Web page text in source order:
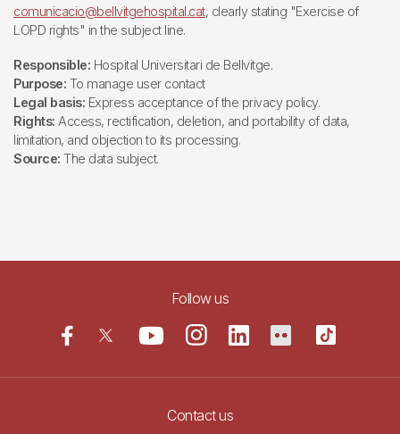
comunicacio@bellvitgehospital.cat, clearly stating "Exercise of
LOPD rights" in the subject line.
Responsible: Hospital Universitari de Bellvitge.
Purpose: To manage user contact
Legal basis: Express acceptance of the privacy policy.
Rights: Access, rectification, deletion, and portability of data,
limitation, and objection to its processing.
Source: The data subject.
Follow us
Contact us